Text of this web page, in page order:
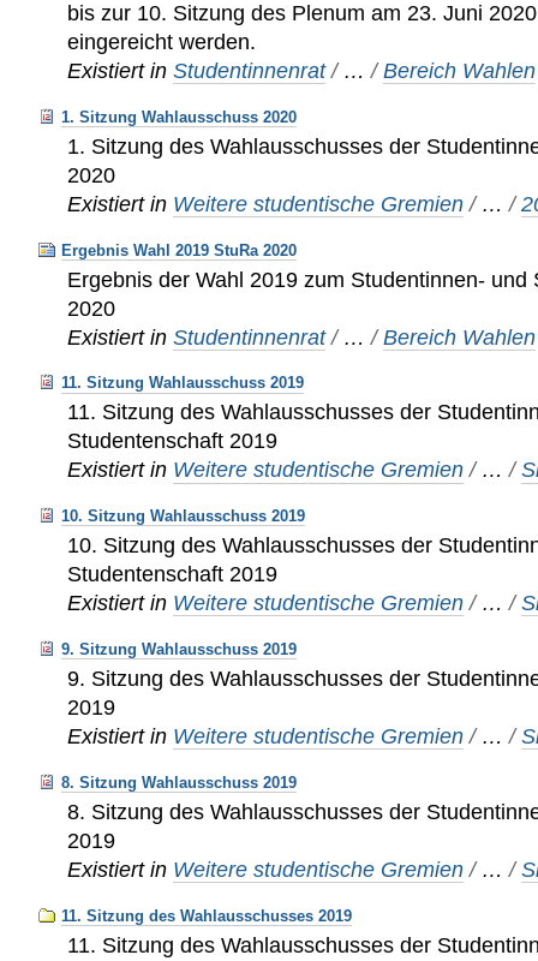
bis zur 10. Sitzung des Plenum am 23. Juni
eingereicht werden.
Existiert in Studentinnenrat / …/Bereich Wahlen
1. Sitzung Wahlausschuss 2020
1. Sitzung des Wahlausschusses der
2020
Existiert in Weitere studentische Gremien / …/
Ergebnis Wahl 2019 StuRa 2020
Ergebnis der Wahl 2019 zum Studentinnen- und
2020
Existiert in Studentinnenrat / …/Bereich Wahlen
11. Sitzung Wahlausschuss 2019
11. Sitzung des Wahlausschusses der
Studentenschaft 2019
Existiert in Weitere studentische Gremien / …/
10. Sitzung Wahlausschuss 2019
10. Sitzung des Wahlausschusses der
Studentenschaft 2019
Existiert in Weitere studentische Gremien / …/
9. Sitzung Wahlausschuss 2019
9. Sitzung des Wahlausschusses der
2019
Existiert in Weitere studentische Gremien / …/
8. Sitzung Wahlausschuss 2019
8. Sitzung des Wahlausschusses der
2019
Existiert in Weitere studentische Gremien / …/
11. Sitzung des Wahlausschusses 2019
11. Sitzung des Wahlausschusses der